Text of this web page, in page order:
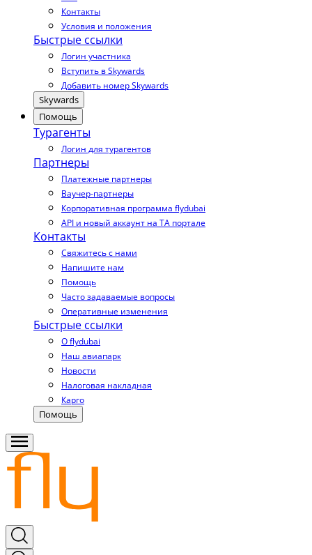
Контакты
Условия и положения
Быстрые ссылки
Логин участника
Вступить в Skywards
Добавить номер Skywards
Skywards
Помощь
Турагенты
Логин для турагентов
Партнеры
Платежные партнеры
Ваучер-партнеры
Корпоративная программа flydubai
API и новый аккаунт на TA портале
Контакты
Свяжитесь с нами
Напишите нам
Помощь
Часто задаваемые вопросы
Оперативные изменения
Быстрые ссылки
О flydubai
Наш авиапарк
Новости
Налоговая накладная
Карго
Помощь